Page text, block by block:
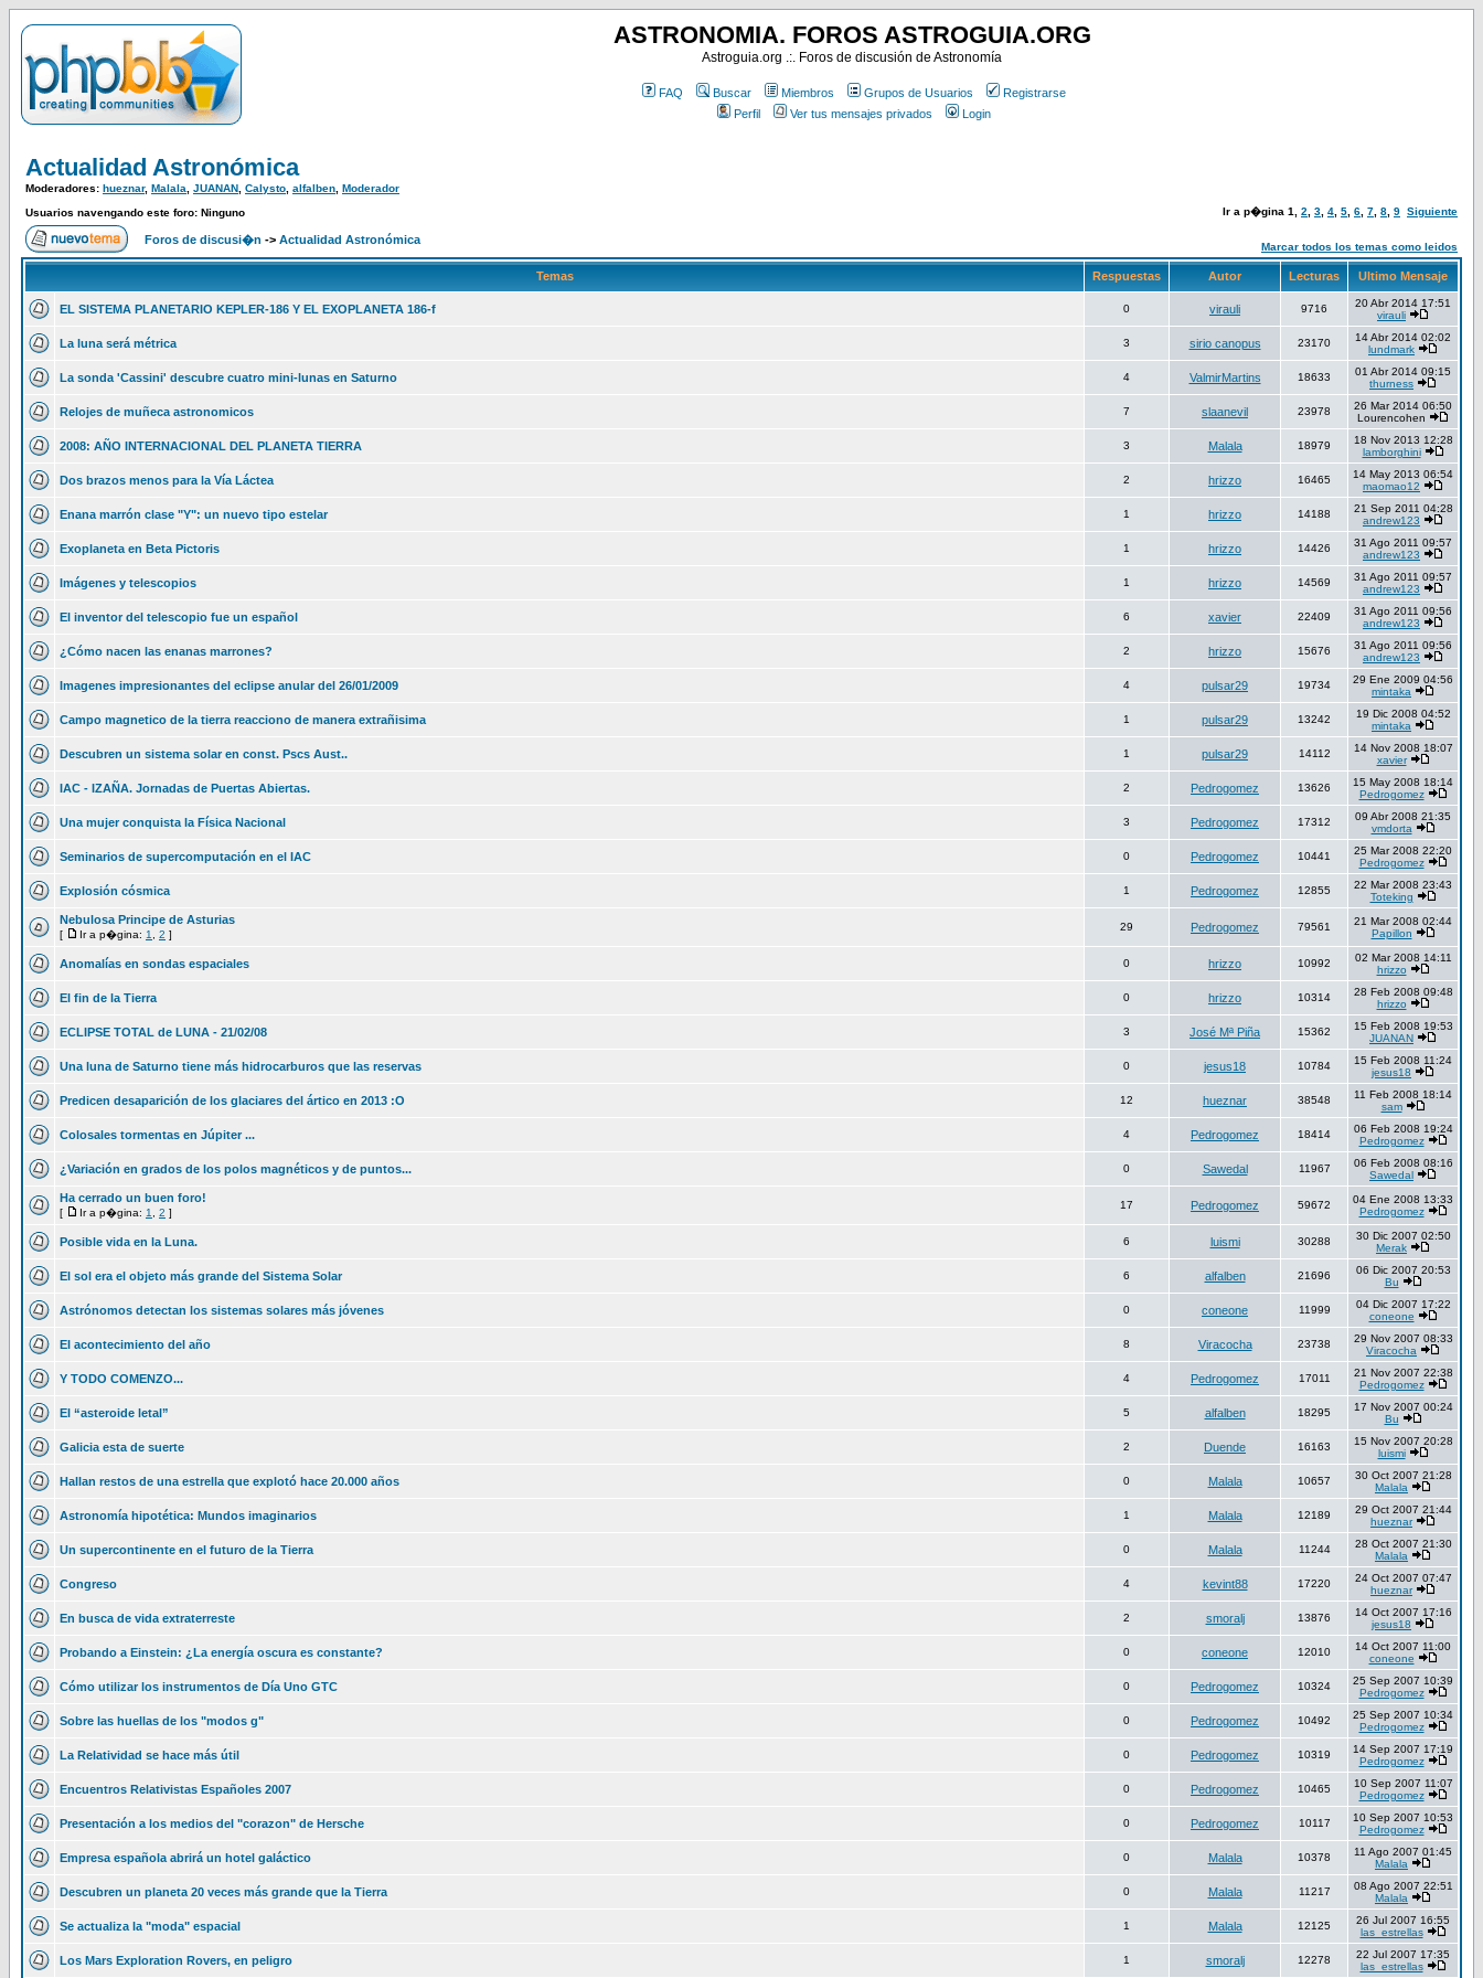
ASTRONOMIA. FOROS ASTROGUIA.ORG
Astroguia.org .:. Foros de discusión de Astronomía
FAQ Buscar Miembros Grupos de Usuarios
Registrarse
Perfil
Ver tus mensajes privados Login
Actualidad Astronómica
Moderadores: hueznar, Malala JUANAN Calysto alfalben Moderador
Usuarios navengando este foro: Ninguno
Ir a p�gina 1 2 3 4 5 6 7 8 9 Siguiente
Foros de discusi�n -> Actualidad Astronómica
Marcar todos los temas como leidos
Temas Respuestas Autor Lecturas Ultimo Mensaje
EL SISTEMA PLANETARIO KEPLER-186 Y EL EXOPLANETA 186-f 0 virauli 9716
20 Abr 2014 17:51
virauli
La luna será métrica 3 sirio canopus 23170
14 Abr 2014 02:02
lundmark
La sonda 'Cassini' descubre cuatro mini-lunas en Saturno 4 ValmirMartins 18633
01 Abr 2014 09:15
thurness
Relojes de muñeca astronomicos 7 slaanevil 23978
26 Mar 2014 06:50
Lourencohen
2008: AÑO INTERNACIONAL DEL PLANETA TIERRA 3 Malala 18979
18 Nov 2013 12:28
lamborghini
Dos brazos menos para la Vía Láctea 2 hrizzo 16465
14 May 2013 06:54
maomao12
Enana marrón clase "Y": un nuevo tipo estelar 1 hrizzo 14188
21 Sep 2011 04:28
andrew123
Exoplaneta en Beta Pictoris 1 hrizzo 14426
31 Ago 2011 09:57
andrew123
Imágenes y telescopios 1 hrizzo 14569
31 Ago 2011 09:57
andrew123
El inventor del telescopio fue un español 6 xavier 22409
31 Ago 2011 09:56
andrew123
¿Cómo nacen las enanas marrones? 2 hrizzo 15676
31 Ago 2011 09:56
andrew123
Imagenes impresionantes del eclipse anular del 26/01/2009 4 pulsar29 19734
29 Ene 2009 04:56
mintaka
Campo magnetico de la tierra reacciono de manera extrañisima 1 pulsar29 13242
19 Dic 2008 04:52
mintaka
Descubren un sistema solar en const. Pscs Aust.. 1 pulsar29 14112
14 Nov 2008 18:07
xavier
IAC - IZAÑA. Jornadas de Puertas Abiertas. 2 Pedrogomez 13626
15 May 2008 18:14
Pedrogomez
Una mujer conquista la Física Nacional 3 Pedrogomez 17312
09 Abr 2008 21:35
vmdorta
Seminarios de supercomputación en el IAC 0 Pedrogomez 10441
25 Mar 2008 22:20
Pedrogomez
Explosión cósmica 1 Pedrogomez 12855
22 Mar 2008 23:43
Toteking
Nebulosa Principe de Asturias
[ Ir a p�gina: 1 2 ]
29 Pedrogomez 79561
21 Mar 2008 02:44
Papillon
Anomalías en sondas espaciales 0 hrizzo 10992
02 Mar 2008 14:11
hrizzo
El fin de la Tierra 0 hrizzo 10314
28 Feb 2008 09:48
hrizzo
ECLIPSE TOTAL de LUNA - 21/02/08 3 José Mª Piña 15362
15 Feb 2008 19:53
JUANAN
Una luna de Saturno tiene más hidrocarburos que las reservas 0 jesus18 10784
15 Feb 2008 11:24
jesus18
Predicen desaparición de los glaciares del ártico en 2013 :O 12 hueznar 38548
11 Feb 2008 18:14
sam
Colosales tormentas en Júpiter ... 4 Pedrogomez 18414
06 Feb 2008 19:24
Pedrogomez
¿Variación en grados de los polos magnéticos y de puntos... 0 Sawedal 11967
06 Feb 2008 08:16
Sawedal
Ha cerrado un buen foro!
[ Ir a p�gina: 1 2 ]
17 Pedrogomez 59672
04 Ene 2008 13:33
Pedrogomez
Posible vida en la Luna. 6 luismi 30288
30 Dic 2007 02:50
Merak
El sol era el objeto más grande del Sistema Solar 6 alfalben 21696
06 Dic 2007 20:53
Bu
Astrónomos detectan los sistemas solares más jóvenes 0 coneone 11999
04 Dic 2007 17:22
coneone
El acontecimiento del año 8 Viracocha 23738
29 Nov 2007 08:33
Viracocha
Y TODO COMENZO... 4 Pedrogomez 17011
21 Nov 2007 22:38
Pedrogomez
El “asteroide letal” 5 alfalben 18295
17 Nov 2007 00:24
Bu
Galicia esta de suerte 2 Duende 16163
15 Nov 2007 20:28
luismi
Hallan restos de una estrella que explotó hace 20.000 años 0 Malala 10657
30 Oct 2007 21:28
Malala
Astronomía hipotética: Mundos imaginarios 1 Malala 12189
29 Oct 2007 21:44
hueznar
Un supercontinente en el futuro de la Tierra 0 Malala 11244
28 Oct 2007 21:30
Malala
Congreso 4 kevint88 17220
24 Oct 2007 07:47
hueznar
En busca de vida extraterreste 2 smoralj 13876
14 Oct 2007 17:16
jesus18
Probando a Einstein: ¿La energía oscura es constante? 0 coneone 12010
14 Oct 2007 11:00
coneone
Cómo utilizar los instrumentos de Día Uno GTC 0 Pedrogomez 10324
25 Sep 2007 10:39
Pedrogomez
Sobre las huellas de los "modos g" 0 Pedrogomez 10492
25 Sep 2007 10:34
Pedrogomez
La Relatividad se hace más útil 0 Pedrogomez 10319
14 Sep 2007 17:19
Pedrogomez
Encuentros Relativistas Españoles 2007 0 Pedrogomez 10465
10 Sep 2007 11:07
Pedrogomez
Presentación a los medios del "corazon" de Hersche 0 Pedrogomez 10117
10 Sep 2007 10:53
Pedrogomez
Empresa española abrirá un hotel galáctico 0 Malala 10378
11 Ago 2007 01:45
Malala
Descubren un planeta 20 veces más grande que la Tierra 0 Malala 11217
08 Ago 2007 22:51
Malala
Se actualiza la "moda" espacial 1 Malala 12125
26 Jul 2007 16:55
las_estrellas
Los Mars Exploration Rovers, en peligro 1 smoralj 12278
22 Jul 2007 17:35
las_estrellas